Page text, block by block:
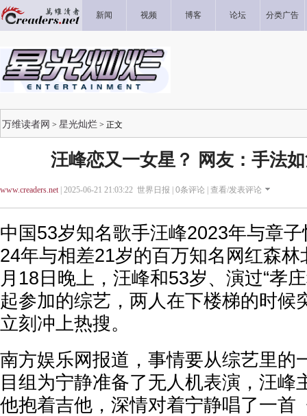
新闻 视频 博客 论坛 分类广告
万维读者网 > 星光灿烂 > 正文
汪峰恋又一女星？ 网友：手法
www.creaders.net| 2025-06-21 21:03:22 世界日报 | 0条评论 | 查看/发表评论
中国53岁知名歌手汪峰2023年与章
24年与相差21岁的百万知名网红森
月18日晚上，汪峰和53岁、演过“孝
起参加的综艺，两人在下楼梯的时候
立刻冲上热搜。
南方娱乐网报道，事情要从综艺里的
目组为宁静准备了无人机表演，汪峰
他抱着吉他，深情对着宁静唱了一首